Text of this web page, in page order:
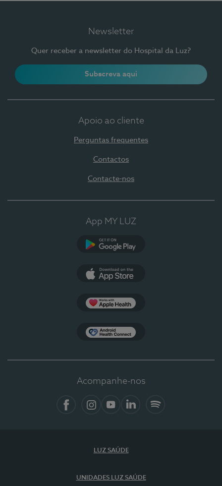
Newsletter
Quer receber a newsletter do Hospital da Luz?
Subscreva aqui
Apoio ao cliente
Perguntas frequentes
Contactos
Contacte-nos
App MY LUZ
Acompanhe-nos
LUZ SAÚDE
UNIDADES LUZ SAÚDE